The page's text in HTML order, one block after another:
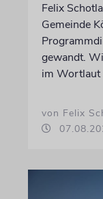
Felix
Gemeinde
gewandt.
im Wortlaut
von Felix